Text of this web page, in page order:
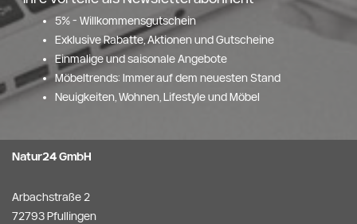
5% - Willkommensgutschein
Exklusive Rabatte, Aktionen und Gutscheine
Einmalige und saisonale Angebote
Möbeltrends: Immer auf dem neuesten Stand
Neuigkeiten, Wohnen, Lifestyle und Möbel
Natur24 GmbH
Arbachstraße 2
72793 Pfullingen